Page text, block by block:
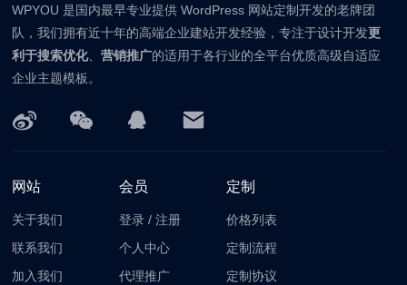
WPYOU 是国内最早专业提供 WordPress 网站定制开发的老牌团
队，我们拥有近十年的高端企业建站开发经验，专注于设计开发更
利于搜索优化、营销推广的适用于各行业的全平台优质高级自适应
企业主题模板。
网站
关于我们
联系我们
加入我们
会员
登录 /注册
个人中心
代理推广
定制
价格列表
定制流程
定制协议